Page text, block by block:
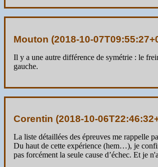
Mouton (2018-10-
Il y a une autre différence de symétrie : le
gauche.
Corentin (2018-10-
La liste détaillées des épreuves me rappelle
Du haut de cette expérience (hem…), je
pas forcément la seule cause d’échec. Et je